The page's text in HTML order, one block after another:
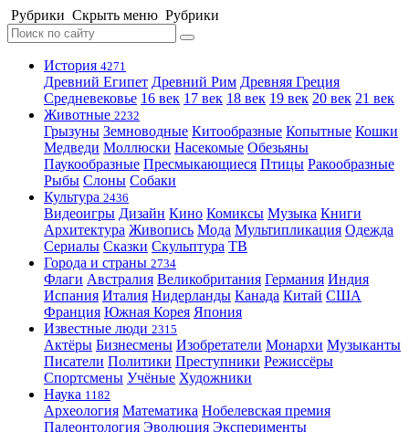
Рубрики Скрыть меню Рубрики
История 4271
Древний Египет Древний Рим Древняя Греция
Средневековье 16 век 17 век 18 век 19 век 20 век 21 век
Животные 2232
Грызуны Земноводные Китообразные Копытные Кошки
Медведи Моллюски Насекомые Обезьяны
Паукообразные Пресмыкающиеся Птицы Ракообразные
Рыбы Слоны Собаки
Культура 2436
Видеоигры Дизайн Кино Комиксы Музыка Книги
Архитектура Живопись Мода Мультипликация Одежда
Сериалы Сказки Скульптура ТВ
Города и страны 2734
Флаги Австралия Великобритания Германия Индия
Испания Италия Нидерланды Канада Китай США
Франция Южная Корея Япония
Известные люди 2315
Актёры Бизнесмены Изобретатели Монархи Музыканты
Писатели Политики Преступники Режиссёры
Спортсмены Учёные Художники
Наука 1182
Археология Математика Нобелевская премия
Палеонтология Эволюция Эксперименты